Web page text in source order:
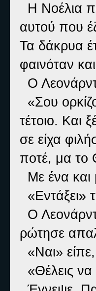
Η Νοέλια
αυτού που
Τα δάκρυα
φαινόταν
Ο
«Σου
τέτοιο. Και
σε είχα
ποτέ, μα το
Με ένα και
«Εντάξει»
Ο
ρώτησε
«Ναι»
«Θέλεις